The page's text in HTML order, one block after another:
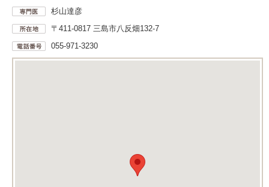
杉山達彦
〒411-0817 三島市八反畑132-7
055-971-3230